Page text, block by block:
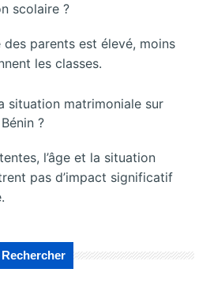
scolaire ?
des parents est élevé, moins
les classes.
situation matrimoniale sur
?
l’âge et la situation
pas d’impact significatif
Rechercher